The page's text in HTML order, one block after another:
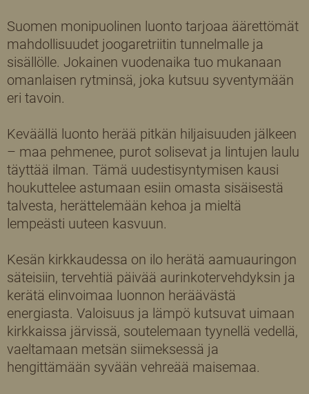
Suomen monipuolinen luonto tarjoaa äärettömät
mahdollisuudet joogaretriitin tunnelmalle ja
sisällölle. Jokainen vuodenaika tuo mukanaan
omanlaisen rytminsä, joka kutsuu syventymään
eri tavoin.
Keväällä luonto herää pitkän hiljaisuuden jälkeen
– maa pehmenee, purot solisevat ja lintujen laulu
täyttää ilman. Tämä uudestisyntymisen kausi
houkuttelee astumaan esiin omasta sisäisestä
talvesta, herättelemään kehoa ja mieltä
lempeästi uuteen kasvuun.
Kesän kirkkaudessa on ilo herätä aamuauringon
säteisiin, tervehtiä päivää aurinkotervehdyksin ja
kerätä elinvoimaa luonnon heräävästä
energiasta. Valoisuus ja lämpö kutsuvat uimaan
kirkkaissa järvissä, soutelemaan tyynellä vedellä,
vaeltamaan metsän siimeksessä ja
hengittämään syvään vehreää maisemaa.